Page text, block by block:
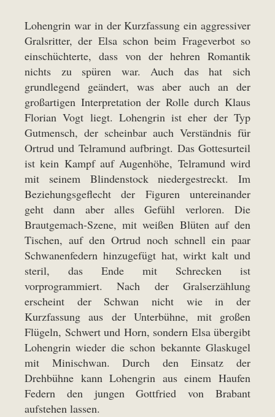
Lohengrin war in der Kurzfassung ein aggressiver
Gralsritter, der Elsa schon beim Frageverbot so
einschüchterte, dass von der hehren Romantik
nichts zu spüren war. Auch das hat sich
grundlegend geändert, was aber auch an der
großartigen Interpretation der Rolle durch Klaus
Florian Vogt liegt. Lohengrin ist eher der Typ
Gutmensch, der scheinbar auch Verständnis für
Ortrud und Telramund aufbringt. Das Gottesurteil
ist kein Kampf auf Augenhöhe, Telramund wird
mit seinem Blindenstock niedergestreckt. Im
Beziehungsgeflecht der Figuren untereinander
geht dann aber alles Gefühl verloren. Die
Brautgemach-Szene, mit weißen Blüten auf den
Tischen, auf den Ortrud noch schnell ein paar
Schwanenfedern hinzugefügt hat, wirkt kalt und
steril, das Ende mit Schrecken ist
vorprogrammiert. Nach der Gralserzählung
erscheint der Schwan nicht wie in der
Kurzfassung aus der Unterbühne, mit großen
Flügeln, Schwert und Horn, sondern Elsa übergibt
Lohengrin wieder die schon bekannte Glaskugel
mit Minischwan. Durch den Einsatz der
Drehbühne kann Lohengrin aus einem Haufen
Federn den jungen Gottfried von Brabant
aufstehen lassen.